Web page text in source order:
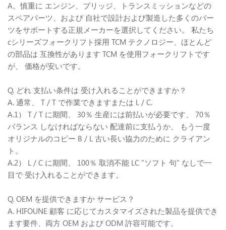
A。慎重に エンジン、ブリッジ、トランスミッションなどの
スペアパーツ、および 自社で設計および製造した多くのパー
ツをサポートする正規メーカーを選択してください。 私たち
cシリーズフォークリフト採用 TCM テクノロジー、ほとんど
の部品は 互換性があります TCM を使用フォークリフトです
が、 価格が安いです。
Q. どれ 支払い条件は 受け入れることができますか？
A. 通常、 T / T で作業できますまたは L / C.
A.1） T / T に期間、 30％ 生産には前払いが必要です、 70％
バランス しなければならない 配達前に支払うか、 もう一度
オリジナルのコピー B / L 古い長い協力のために クライアン
ト。
A.2） L / C に期間、 100％ 取消不能 LC "ソフト 句" なしで一
目で 受け入れることができます。
Q. OEM を提供できますか サービス？
A. HIFOUNE 顧客 に応じてカスタマイズされた製品を提供でき
ます要件、両方 OEM および ODM 許容可能です。